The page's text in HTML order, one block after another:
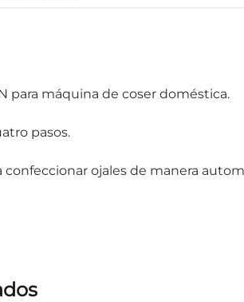
para máquina de coser doméstica.
pasos.
ojales de manera